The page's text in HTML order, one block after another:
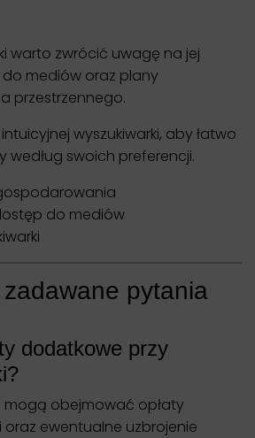
warto zwrócić uwagę na jej
mediów oraz plany
przestrzennego.
wyszukiwarki, aby łatwo
według swoich preferencji.
do mediów
pytania
dodatkowe przy
obejmować opłaty
ewentualne uzbrojenie